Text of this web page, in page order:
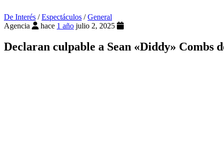
De Interés /Espectáculos /General
Agencia
hace 1 año julio 2, 2025
Declaran culpable a Sean «Diddy» Combs